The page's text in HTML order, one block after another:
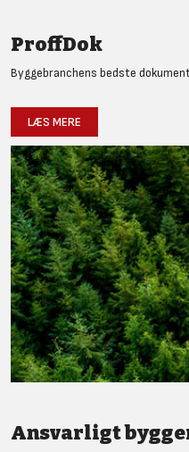
ProffDok
Byggebranchens bedste
LÆS MERE
Ansvarligt